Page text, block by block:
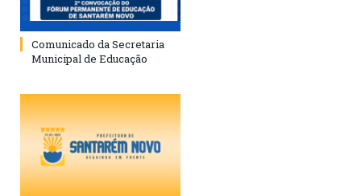
Comunicado da Secretaria
Municipal de Educação